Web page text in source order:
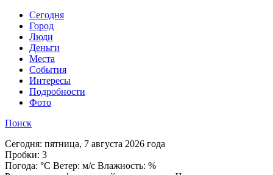
Cегодня
Город
Люди
Деньги
Места
События
Интересы
Подробности
Фото
Поиск
Сегодня: пятница, 7 августа 2026 года
Пробки: 3
Погода: °C Ветер: м/с Влажность: %